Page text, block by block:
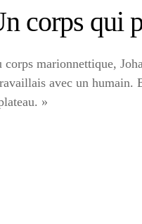
corps qui
corps marionnettique,
avec un humain.
»